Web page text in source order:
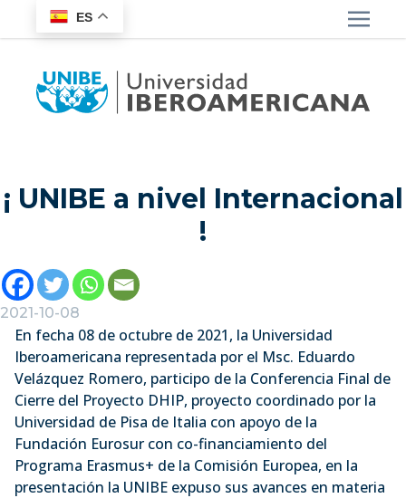
ES
¡ UNIBE a nivel Internacional
!
2021-10-08
En fecha 08 de octubre de 2021, la Universidad
Iberoamericana representada por el Msc. Eduardo
Velázquez Romero, participo de la Conferencia Final de
Cierre del Proyecto DHIP, proyecto coordinado por la
Universidad de Pisa de Italia con apoyo de la
Fundación Eurosur con co-financiamiento del
Programa Erasmus+ de la Comisión Europea, en la
presentación la UNIBE expuso sus avances en materia